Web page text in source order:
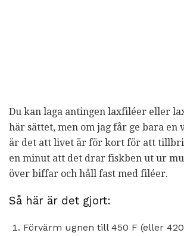
Du kan laga antingen laxfiléer eller
här sättet, men om jag får ge bara en
är det att livet är för kort för att
en minut att det drar fiskben ut ur
över biffar och håll fast med filéer.
Så här är det gjort:
Förvärm ugnen till 450 F (eller